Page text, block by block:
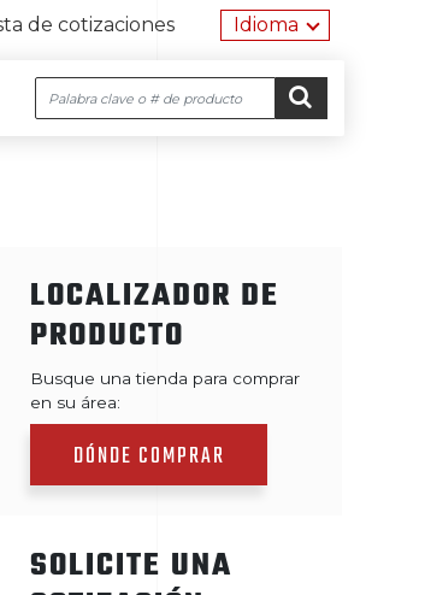
de cotizaciones Idioma
Navegación por el sitio
Ir al contenido
Buscar
LOCALIZADOR DE
PRODUCTO
Busque una tienda para comprar
en su área:
DÓNDE COMPRAR
SOLICITE UNA